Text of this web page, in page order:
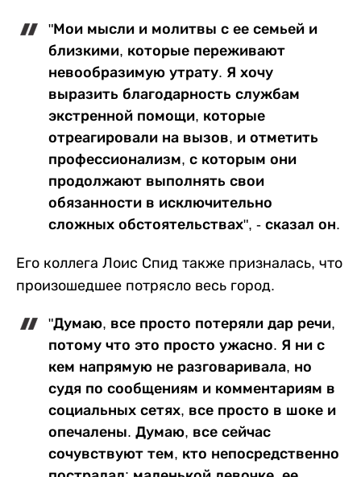
"Мои мысли и молитвы с ее семьей и
близкими, которые переживают
невообразимую утрату. Я хочу
выразить благодарность службам
экстренной помощи, которые
отреагировали на вызов, и отметить
профессионализм, с которым они
продолжают выполнять свои
обязанности в исключительно
сложных обстоятельствах", - сказал он.
Его коллега Лоис Спид также призналась, что
произошедшее потрясло весь город.
"Думаю, все просто потеряли дар речи,
потому что это просто ужасно. Я ни с
кем напрямую не разговаривала, но
судя по сообщениям и комментариям в
социальных сетях, все просто в шоке и
опечалены. Думаю, все сейчас
сочувствуют тем, кто непосредственно